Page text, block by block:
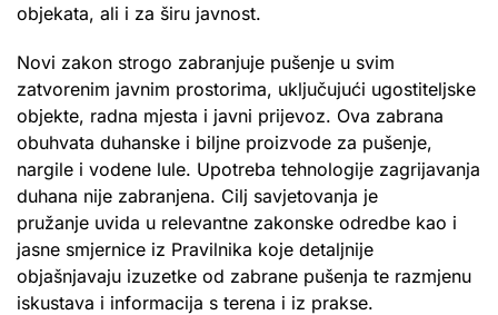
objekata, ali i za širu javnost.
Novi zakon strogo zabranjuje pušenje u svim
zatvorenim javnim prostorima, uključujući ugostiteljske
objekte, radna mjesta i javni prijevoz. Ova zabrana
obuhvata duhanske i biljne proizvode za pušenje,
nargile i vodene lule. Upotreba tehnologije zagrijavanja
duhana nije zabranjena. Cilj savjetovanja je
pružanje uvida u relevantne zakonske odredbe kao i
jasne smjernice iz Pravilnika koje detaljnije
objašnjavaju izuzetke od zabrane pušenja te razmjenu
iskustava i informacija s terena i iz prakse.